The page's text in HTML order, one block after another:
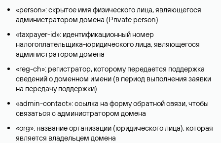
«person»: скрытое имя физического лица, являющегося
администратором домена (Privatе person)
«taxpayer-id»: идентификационный номер
налогоплательщика-юридического лица, являющегося
администратором домена
«reg-ch»: регистратор, которому передается поддержка
сведений о доменном имени (в период выполнения заявки
на передачу поддержки)
«admin-contact»: ссылка на форму обратной связи, чтобы
связаться с администратором домена
«org»: название организации (юридического лица), которая
является владельцем домена